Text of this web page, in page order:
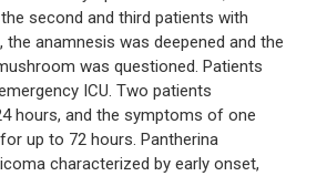
second and third patients with
anamnesis was deepened and the
was questioned. Patients
ICU. Two patients
hours, and the symptoms of one
up to 72 hours. Pantherina
characterized by early onset,